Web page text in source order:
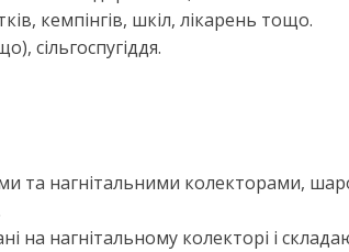
кемпінгів, шкіл, лікарень тощо.
сільгоспугіддя.
та нагнітальними колекторами,
нагнітальному колекторі і